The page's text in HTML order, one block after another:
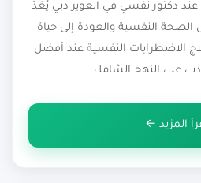
دكتور نفسي في العوير دبي يُعَدُّ
النفسية والعودة إلى حياة
الاضطرابات النفسية عند أفضل
دبي على النهج الشامل
تؤثر في الصحة النفسية.
المزيد ←